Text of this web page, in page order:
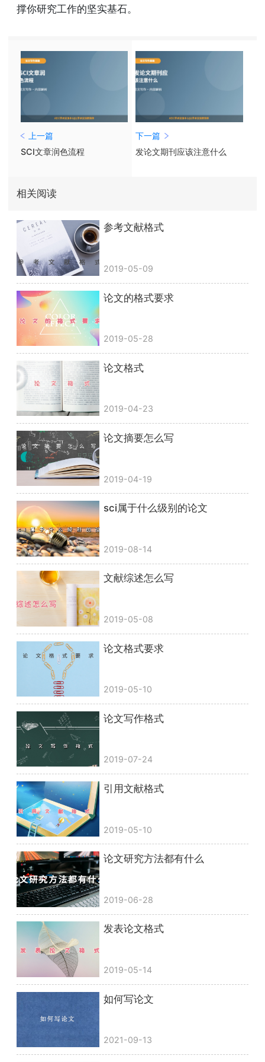
撑你研究工作的坚实基石。
上一篇
SCI文章润色流程
下一篇
发论文期刊应该注意什么
相关阅读
参考文献格式
2019-05-09
论文的格式要求
2019-05-28
论文格式
2019-04-23
论文摘要怎么写
2019-04-19
sci属于什么级别的论文
2019-08-14
文献综述怎么写
2019-05-08
论文格式要求
2019-05-10
论文写作格式
2019-07-24
引用文献格式
2019-05-10
论文研究方法都有什么
2019-06-28
发表论文格式
2019-05-14
如何写论文
2021-09-13